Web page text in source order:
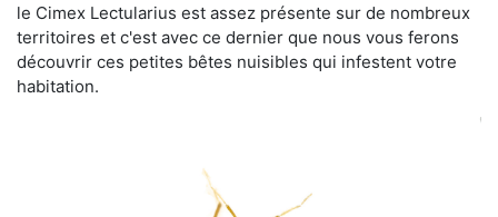
le Cimex Lectularius est assez présente sur de nombreux
territoires et c'est avec ce dernier que nous vous ferons
découvrir ces petites bêtes nuisibles qui infestent votre
habitation.